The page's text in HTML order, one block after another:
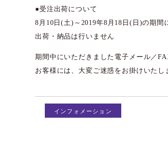
●受注出荷について
8月10日(土)～2019年8月18日(日)の期間
出荷・納品は行いません
期間中にいただきました電子メール／
お客様には、大変ご迷惑をお掛けいたし
インフォメーション